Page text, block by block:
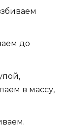
до
в массу,